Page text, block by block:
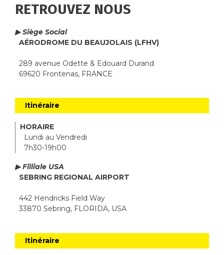
RETROUVEZ NOUS
▶ Siège Social
AÉRODROME DU BEAUJOLAIS (LFHV)
289 avenue Odette & Edouard Durand
69620 Frontenas, FRANCE
Itinéraire
HORAIRE
Lundi au Vendredi
7h30-19h00
▶ Filliale USA
SEBRING REGIONAL AIRPORT
442 Hendricks Field Way
33870 Sebring, FLORIDA, USA
Itinéraire